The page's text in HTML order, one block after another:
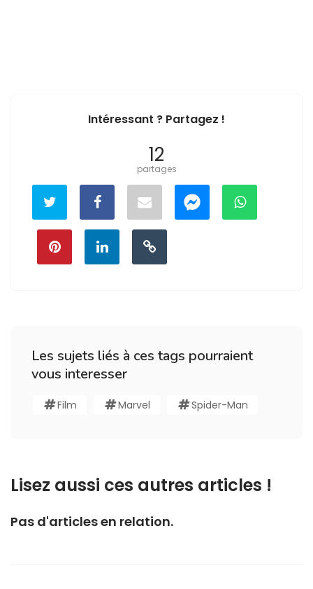
Intéressant ? Partagez !
12
partages
Les sujets liés à ces tags pourraient
vous interesser
Film Marvel Spider-Man
Lisez aussi ces autres articles !
Pas d'articles en relation.